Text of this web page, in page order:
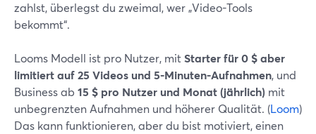
zahlst, überlegst du zweimal, wer „Video-Tools
bekommt“.
Looms Modell ist pro Nutzer, mitStarter für 0 $ aber
limitiert auf 25 Videos und 5-Minuten-Aufnahmen, und
Business ab 15 $ pro Nutzer und Monat (jährlich) mit
unbegrenzten Aufnahmen und höherer Qualität. (Loom)
Das kann funktionieren, aber du bist motiviert, einen